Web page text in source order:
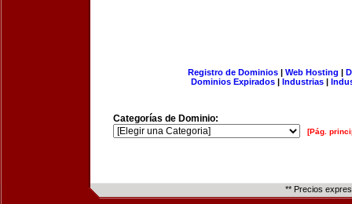
Registro de Dominios| Web Hosting |
Dominios Expirados | Industrias |
Categorías de Dominio:
[Pág.
** Precios